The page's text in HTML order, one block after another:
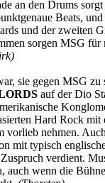
an den Drums
Beats,
und der zweiten
sorgen MSG für
sie gegen MSG zu
auf der Dio
Hard Rock mit
vorlieb nehmen.
mit typisch
verdient.
auch wenn die